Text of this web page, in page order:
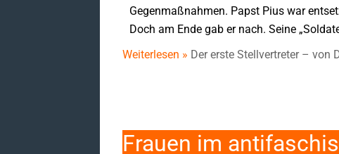
Gegenmaßnahmen. Papst Pius war
Doch am Ende gab er nach. Seine
Weiterlesen » Der erste Stellvertreter – von
Frauen im